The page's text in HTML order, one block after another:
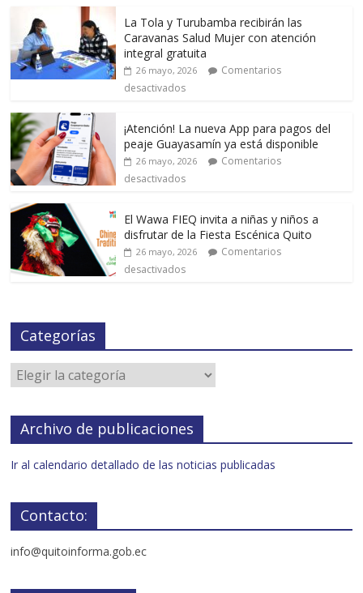
La Tola y Turubamba recibirán las
Caravanas Salud Mujer con atención
integral gratuita
26 mayo, 2026
Comentarios
desactivados
¡Atención! La nueva App para pagos del
peaje Guayasamín ya está disponible
26 mayo, 2026
Comentarios
desactivados
El Wawa FIEQ invita a niñas y niños a
disfrutar de la Fiesta Escénica Quito
26 mayo, 2026
Comentarios
desactivados
Categorías
Archivo de publicaciones
Ir al calendario detallado de las noticias publicadas
Contacto:
info@quitoinforma.gob.ec